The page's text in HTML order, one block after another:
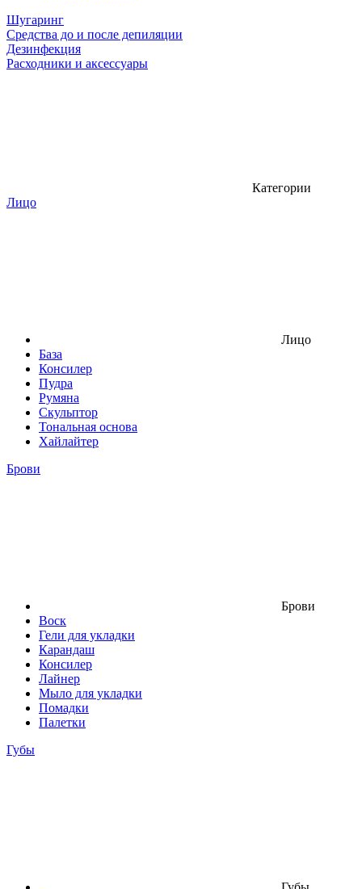
Шугаринг
Средства до и после депиляции
Дезинфекция
Расходники и аксессуары
Категории
Лицо
Лицо
База
Консилер
Пудра
Румяна
Скульптор
Тональная основа
Хайлайтер
Брови
Брови
Воск
Гели для укладки
Карандаш
Консилер
Лайнер
Мыло для укладки
Помадки
Палетки
Губы